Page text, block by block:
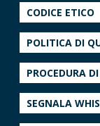
CODICE ETICO
POLITICA DI
PROCEDURA
SEGNALA